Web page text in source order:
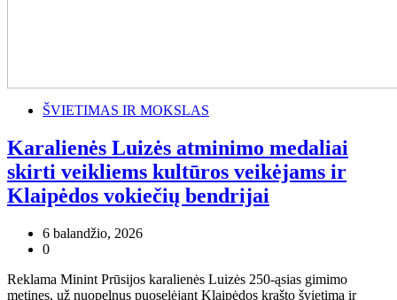
ŠVIETIMAS IR MOKSLAS
Karalienės Luizės atminimo medaliai
skirti veikliems kultūros veikėjams ir
Klaipėdos vokiečių bendrijai
6 balandžio, 2026
0
Reklama Minint Prūsijos karalienės Luizės 250-ąsias gimimo
metines, už nuopelnus puoselėjant Klaipėdos krašto švietimą ir